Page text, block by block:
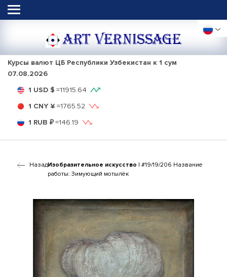
ART VERNISSAGE
Курсы валют ЦБ Республики Узбекистан к 1 сум
07.08.2026
1 USD $ =11915.64
1 CNY ¥ =1765.52
1 RUB ₽=146.19
НазадИзобразительное искусство | #19/19/206 Название
работы: Зимующий мотылёк